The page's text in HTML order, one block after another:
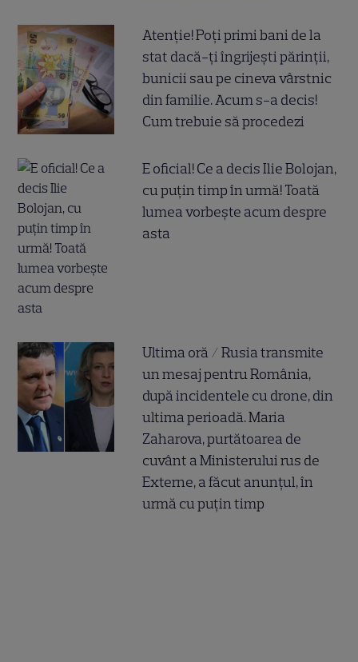
Atenție! Poți primi bani de la
stat dacă-ți îngrijești părinții,
bunicii sau pe cineva vârstnic
din familie. Acum s-a decis!
Cum trebuie să procedezi
E oficial! Ce a decis Ilie Bolojan,
cu puțin timp în urmă! Toată
lumea vorbește acum despre
asta
Ultima oră / Rusia transmite
un mesaj pentru România,
după incidentele cu drone, din
ultima perioadă. Maria
Zaharova, purtătoarea de
cuvânt a Ministerului rus de
Externe, a făcut anunțul, în
urmă cu puțin timp